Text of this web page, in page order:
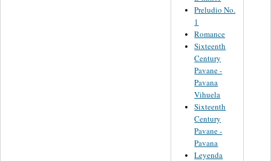
Preludio No.
1
Romance
Sixteenth
Century
Pavane -
Pavana
Vihuela
Sixteenth
Century
Pavane -
Pavana
Leyenda